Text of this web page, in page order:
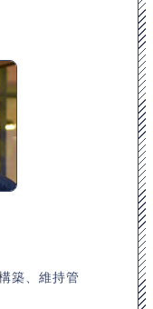
築、維持管